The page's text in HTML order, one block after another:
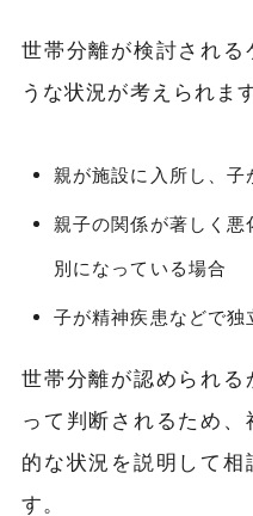
世帯分離が検討される
うな状況が考えられます
親が施設に入所し、
親子の関係が著しく
別になっている場合
子が精神疾患などで独
世帯分離が認められる
って判断されるため
的な状況を説明して相
す。